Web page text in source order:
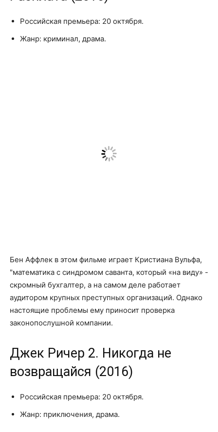
Российская премьера: 20 октября.
Жанр: криминал, драма.
Бен Аффлек в этом фильме играет Кристиана Вульфа,
"математика с синдромом саванта, который «на виду» -
скромный бухгалтер, а на самом деле работает
аудитором крупных преступных организаций. Однако
настоящие проблемы ему приносит проверка
законопослушной компании.
Джек Ричер 2. Никогда не
возвращайся (2016)
Российская премьера: 20 октября.
Жанр: приключения, драма.